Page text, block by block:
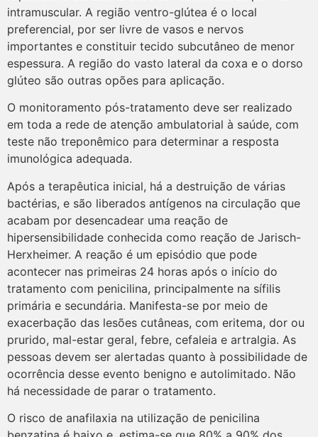
intramuscular. A região ventro-glútea é o local
preferencial, por ser livre de vasos e nervos
importantes e constituir tecido subcutâneo de menor
espessura. A região do vasto lateral da coxa e o dorso
glúteo são outras opões para aplicação.
O monitoramento pós-tratamento deve ser realizado
em toda a rede de atenção ambulatorial à saúde, com
teste não treponêmico para determinar a resposta
imunológica adequada.
Após a terapêutica inicial, há a destruição de várias
bactérias, e são liberados antígenos na circulação que
acabam por desencadear uma reação de
hipersensibilidade conhecida como reação de Jarisch-
Herxheimer. A reação é um episódio que pode
acontecer nas primeiras 24 horas após o início do
tratamento com penicilina, principalmente na sífilis
primária e secundária. Manifesta-se por meio de
exacerbação das lesões cutâneas, com eritema, dor ou
prurido, mal-estar geral, febre, cefaleia e artralgia. As
pessoas devem ser alertadas quanto à possibilidade de
ocorrência desse evento benigno e autolimitado. Não
há necessidade de parar o tratamento.
O risco de anafilaxia na utilização de penicilina